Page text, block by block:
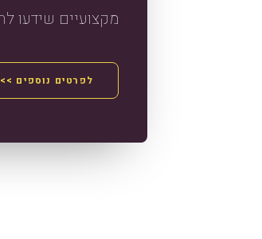
מקצועיים שידעו
<< לפרטים נוספים